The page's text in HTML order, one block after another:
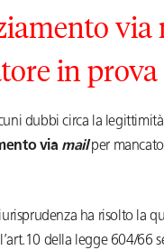
via
in prova
dubbi circa la legittimità
via mailper
ha risolto la
della legge 604/66